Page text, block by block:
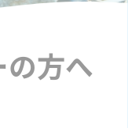
方へ